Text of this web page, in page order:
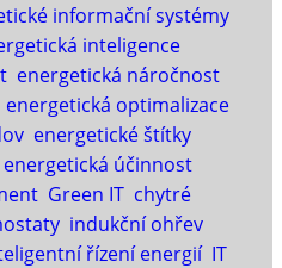
informační systémy
inteligence
energetická náročnost
energetická optimalizace
energetické štítky
energetická účinnost
Green IT chytré
indukční ohřev
řízení energií IT